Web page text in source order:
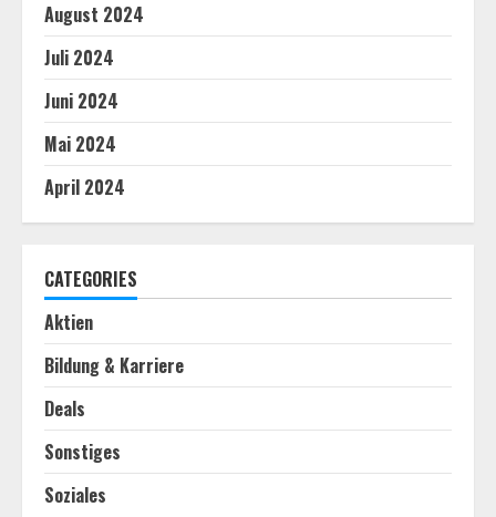
August 2024
Juli 2024
Juni 2024
Mai 2024
April 2024
CATEGORIES
Aktien
Bildung & Karriere
Deals
Sonstiges
Soziales